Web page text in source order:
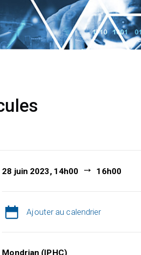
28 juin 2023, 14h00 16h00
Ajouter au calendrier
Mondrian (IPHC)